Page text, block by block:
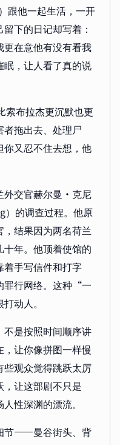
跟他一起生活，一开
下的日记却写着：
更在意他有没有看我
，让人看了真的说
索布拉杰更沉默也更
拖出去、处理尸
又忍不住去想，他
外交官赫尔曼·克尼
的调查过程。他原
结果因为两名荷兰
年。他顶着使馆的
着手写信件和打字
罪行网络。这种“一
动人。
是按照时间顺序讲
让你像拼图一样慢
观众觉得跳跃太厉
让这部剧不只是
性深渊的漂流。
节——曼谷街头、背